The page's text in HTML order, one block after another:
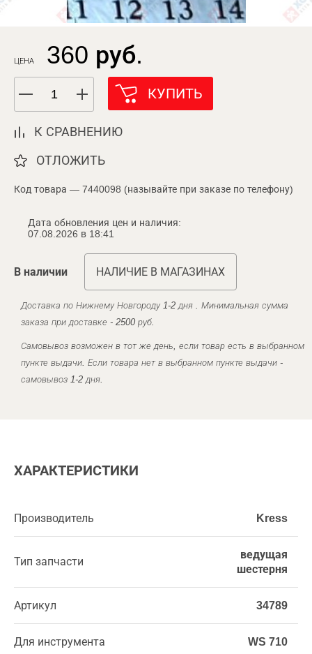
ЦЕНА 360 руб.
КУПИТЬ
К СРАВНЕНИЮ
ОТЛОЖИТЬ
Код товара — 7440098 (называйте при заказе по телефону)
Дата обновления цен и наличия:
07.08.2026 в 18:41
В наличии НАЛИЧИЕ В МАГАЗИНАХ
Доставка по Нижнему Новгороду 1-2 дня . Минимальная сумма
заказа при доставке - 2500 руб.
Самовывоз возможен в тот же день, если товар есть в выбранном
пункте выдачи. Если товара нет в выбранном пункте выдачи -
самовывоз 1-2 дня.
ХАРАКТЕРИСТИКИ
Производитель Kress
Тип запчасти
ведущая
шестерня
Артикул 34789
Для инструмента WS 710